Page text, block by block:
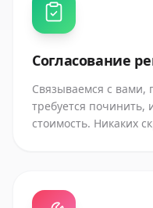
Согласование
Связываемся с вами,
требуется починить,
стоимость. Никаких